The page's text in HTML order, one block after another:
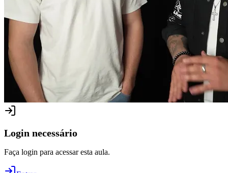
Login necessário
Faça login para acessar esta aula.